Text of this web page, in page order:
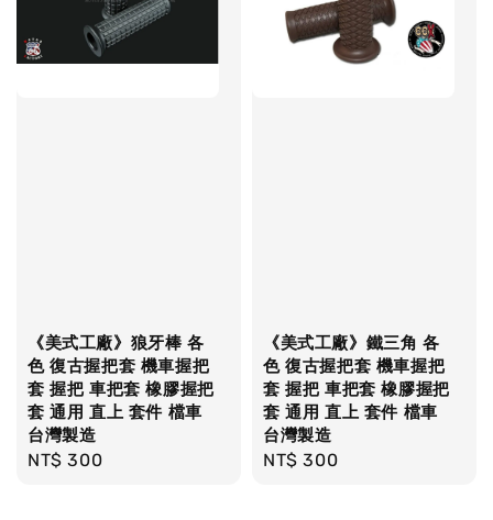
《美式工廠》狼牙棒 各
色 復古握把套 機車握把
套 握把 車把套 橡膠握把
套 通用 直上 套件 檔車
台灣製造
Regular
NT$ 300
《美式工廠》鐵三角 各
色 復古握把套 機車握把
套 握把 車把套 橡膠握把
套 通用 直上 套件 檔車
台灣製造
Regular
NT$ 300